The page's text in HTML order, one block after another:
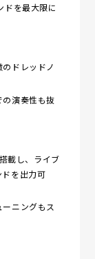
ドを最大限に
ドレッドノ
演奏性も抜
載し、ライブ
を出力可
ニングもス